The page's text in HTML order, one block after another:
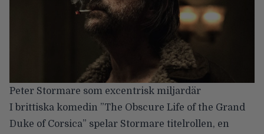
Peter Stormare som excentrisk miljardär
I brittiska komedin ”The Obscure Life of the Grand
Duke of Corsica” spelar Stormare titelrollen, en